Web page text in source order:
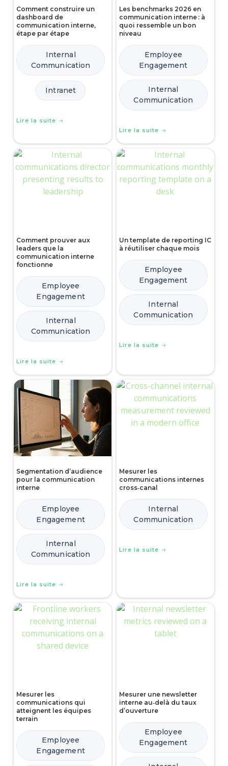
Comment construire un
dashboard de
communication interne,
étape par étape
Internal
Communication
Intranet
Lire la suite
Les benchmarks 2026 en
communication interne : à
quoi ressemble un bon
niveau
Employee
Engagement
Internal
Communication
Lire la suite
Comment prouver aux
leaders que la
communication interne
fonctionne
Employee
Engagement
Internal
Communication
Lire la suite
Un template de reporting IC
à réutiliser chaque mois
Employee
Engagement
Internal
Communication
Lire la suite
Segmentation d’audience
pour la communication
interne
Employee
Engagement
Internal
Communication
Lire la suite
Mesurer les
communications internes
cross‑canal
Internal
Communication
Lire la suite
Mesurer les
communications qui
atteignent les équipes
terrain
Employee
Engagement
Mesurer une newsletter
interne au‑delà du taux
d’ouverture
Employee
Engagement